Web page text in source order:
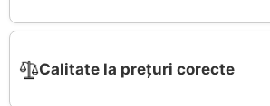
Calitate la prețuri corecte